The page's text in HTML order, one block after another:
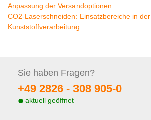
Anpassung der Versandoptionen
CO2-Laserschneiden: Einsatzbereiche in der
Kunststoffverarbeitung
Sie haben Fragen?
+49 2826 - 308 905-0
aktuell geöffnet